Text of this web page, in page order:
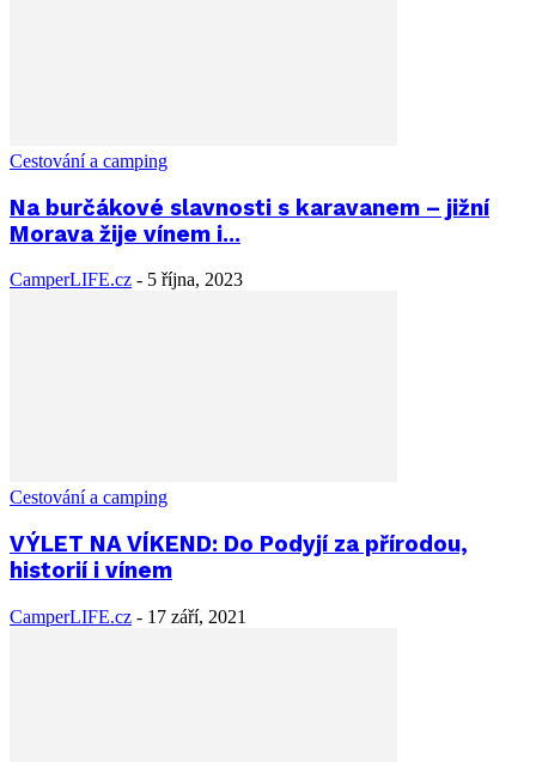
Cestování a camping
Na burčákové slavnosti s karavanem – jižní
Morava žije vínem i...
CamperLIFE.cz - 5 října, 2023
Cestování a camping
VÝLET NA VÍKEND: Do Podyjí za přírodou,
historií i vínem
CamperLIFE.cz - 17 září, 2021